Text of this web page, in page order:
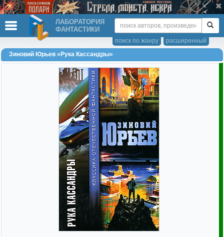
ЛАБОРАТОРИЯ
ФАНТАСТИКИ
расширенный
поиск по жанру
Зиновий Юрьев «Рука Кассандры»